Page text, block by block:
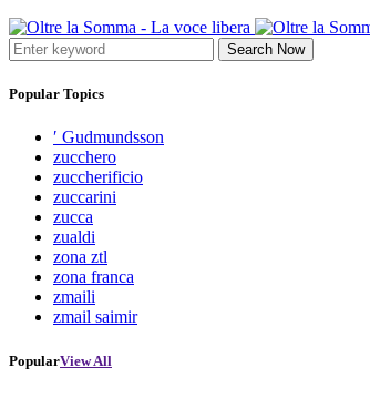
Search Now
Popular Topics
′ Gudmundsson
zucchero
zuccherificio
zuccarini
zucca
zualdi
zona ztl
zona franca
zmaili
zmail saimir
PopularView All